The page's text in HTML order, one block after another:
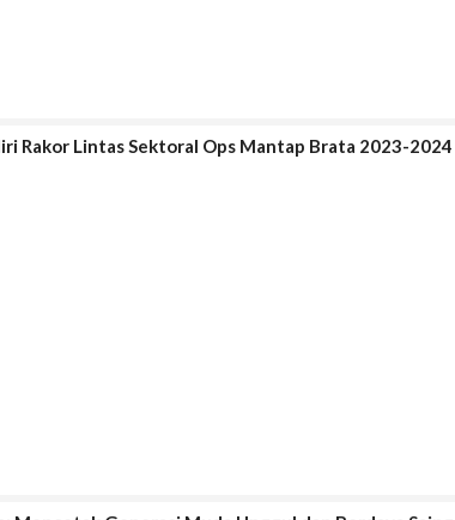
Rakor Lintas Sektoral Ops Mantap Brata 2023-2024